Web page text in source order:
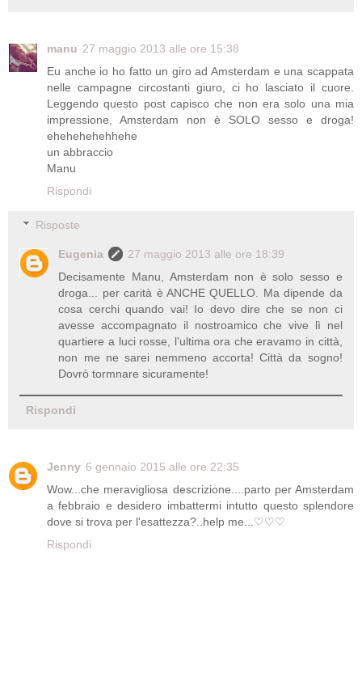
manu 27 maggio 2013 alle ore 15:38
Eu anche io ho fatto un giro ad Amsterdam e una scappata
nelle campagne circostanti giuro, ci ho lasciato il cuore.
Leggendo questo post capisco che non era solo una mia
impressione, Amsterdam non è SOLO sesso e droga!
ehehehehehhehe
un abbraccio
Manu
Rispondi
Risposte
Eugenia
27 maggio 2013 alle ore 18:39
Decisamente Manu, Amsterdam non è solo sesso e
droga... per carità è ANCHE QUELLO. Ma dipende da
cosa cerchi quando vai! Io devo dire che se non ci
avesse accompagnato il nostroamico che vive lì nel
quartiere a luci rosse, l'ultima ora che eravamo in città,
non me ne sarei nemmeno accorta! Città da sogno!
Dovrò tormnare sicuramente!
Rispondi
Jenny 6 gennaio 2015 alle ore 22:35
Wow...che meravigliosa descrizione....parto per Amsterdam
a febbraio e desidero imbattermi intutto questo splendore
dove si trova per l'esattezza?..help me...♡♡♡
Rispondi